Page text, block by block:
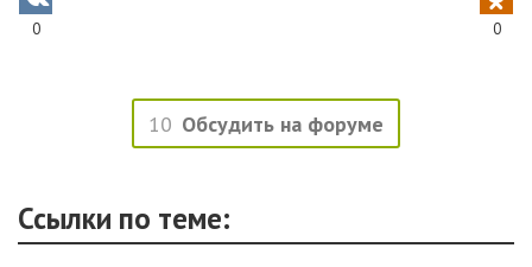
0 0
10 Обсудить на форуме
Ссылки по теме: